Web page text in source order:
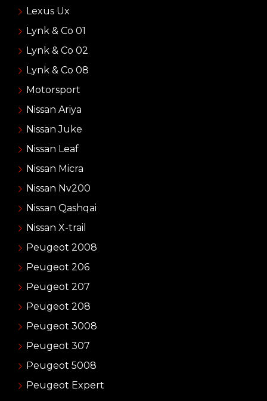
Lexus Ux
Lynk & Co 01
Lynk & Co 02
Lynk & Co 08
Motorsport
Nissan Ariya
Nissan Juke
Nissan Leaf
Nissan Micra
Nissan Nv200
Nissan Qashqai
Nissan X-trail
Peugeot 2008
Peugeot 206
Peugeot 207
Peugeot 208
Peugeot 3008
Peugeot 307
Peugeot 5008
Peugeot Expert